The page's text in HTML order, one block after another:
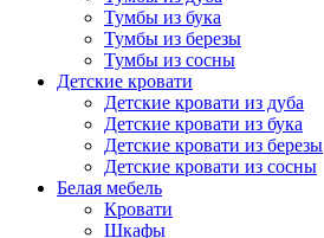
Тумбы из бука
Тумбы из березы
Тумбы из сосны
Детские кровати
Детские кровати из дуба
Детские кровати из бука
Детские кровати из березы
Детские кровати из сосны
Белая мебель
Кровати
Шкафы